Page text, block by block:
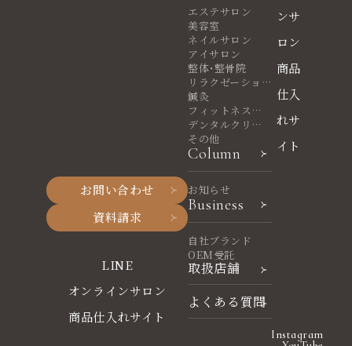
お問い合わせ
資料請求
LINE
オンラインサロン
商品仕入れサイト
エステサロン
美容室
ネイルサロン
アイサロン
整体・整骨院
リラクゼーショ
ンサロン
鍼灸
フィットネスヨ
ガ
デンタルクリニ
ック
その他
Column
お知らせ
Business
自社ブランド
OEM受託
取扱店舗
よくある質問
ンサ
ロン
商品
仕入
れサ
イト
Instagram